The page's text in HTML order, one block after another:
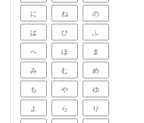
に ね の
は ひ ふ
へ ほ ま
み む め
も や ゆ
よ ら り